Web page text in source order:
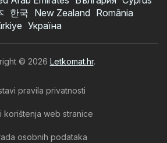
한국 New Zealand România
Україна
© 2026 Letkomat.hr.
pravila privatnosti
korištenja web stranice
osobnih podataka